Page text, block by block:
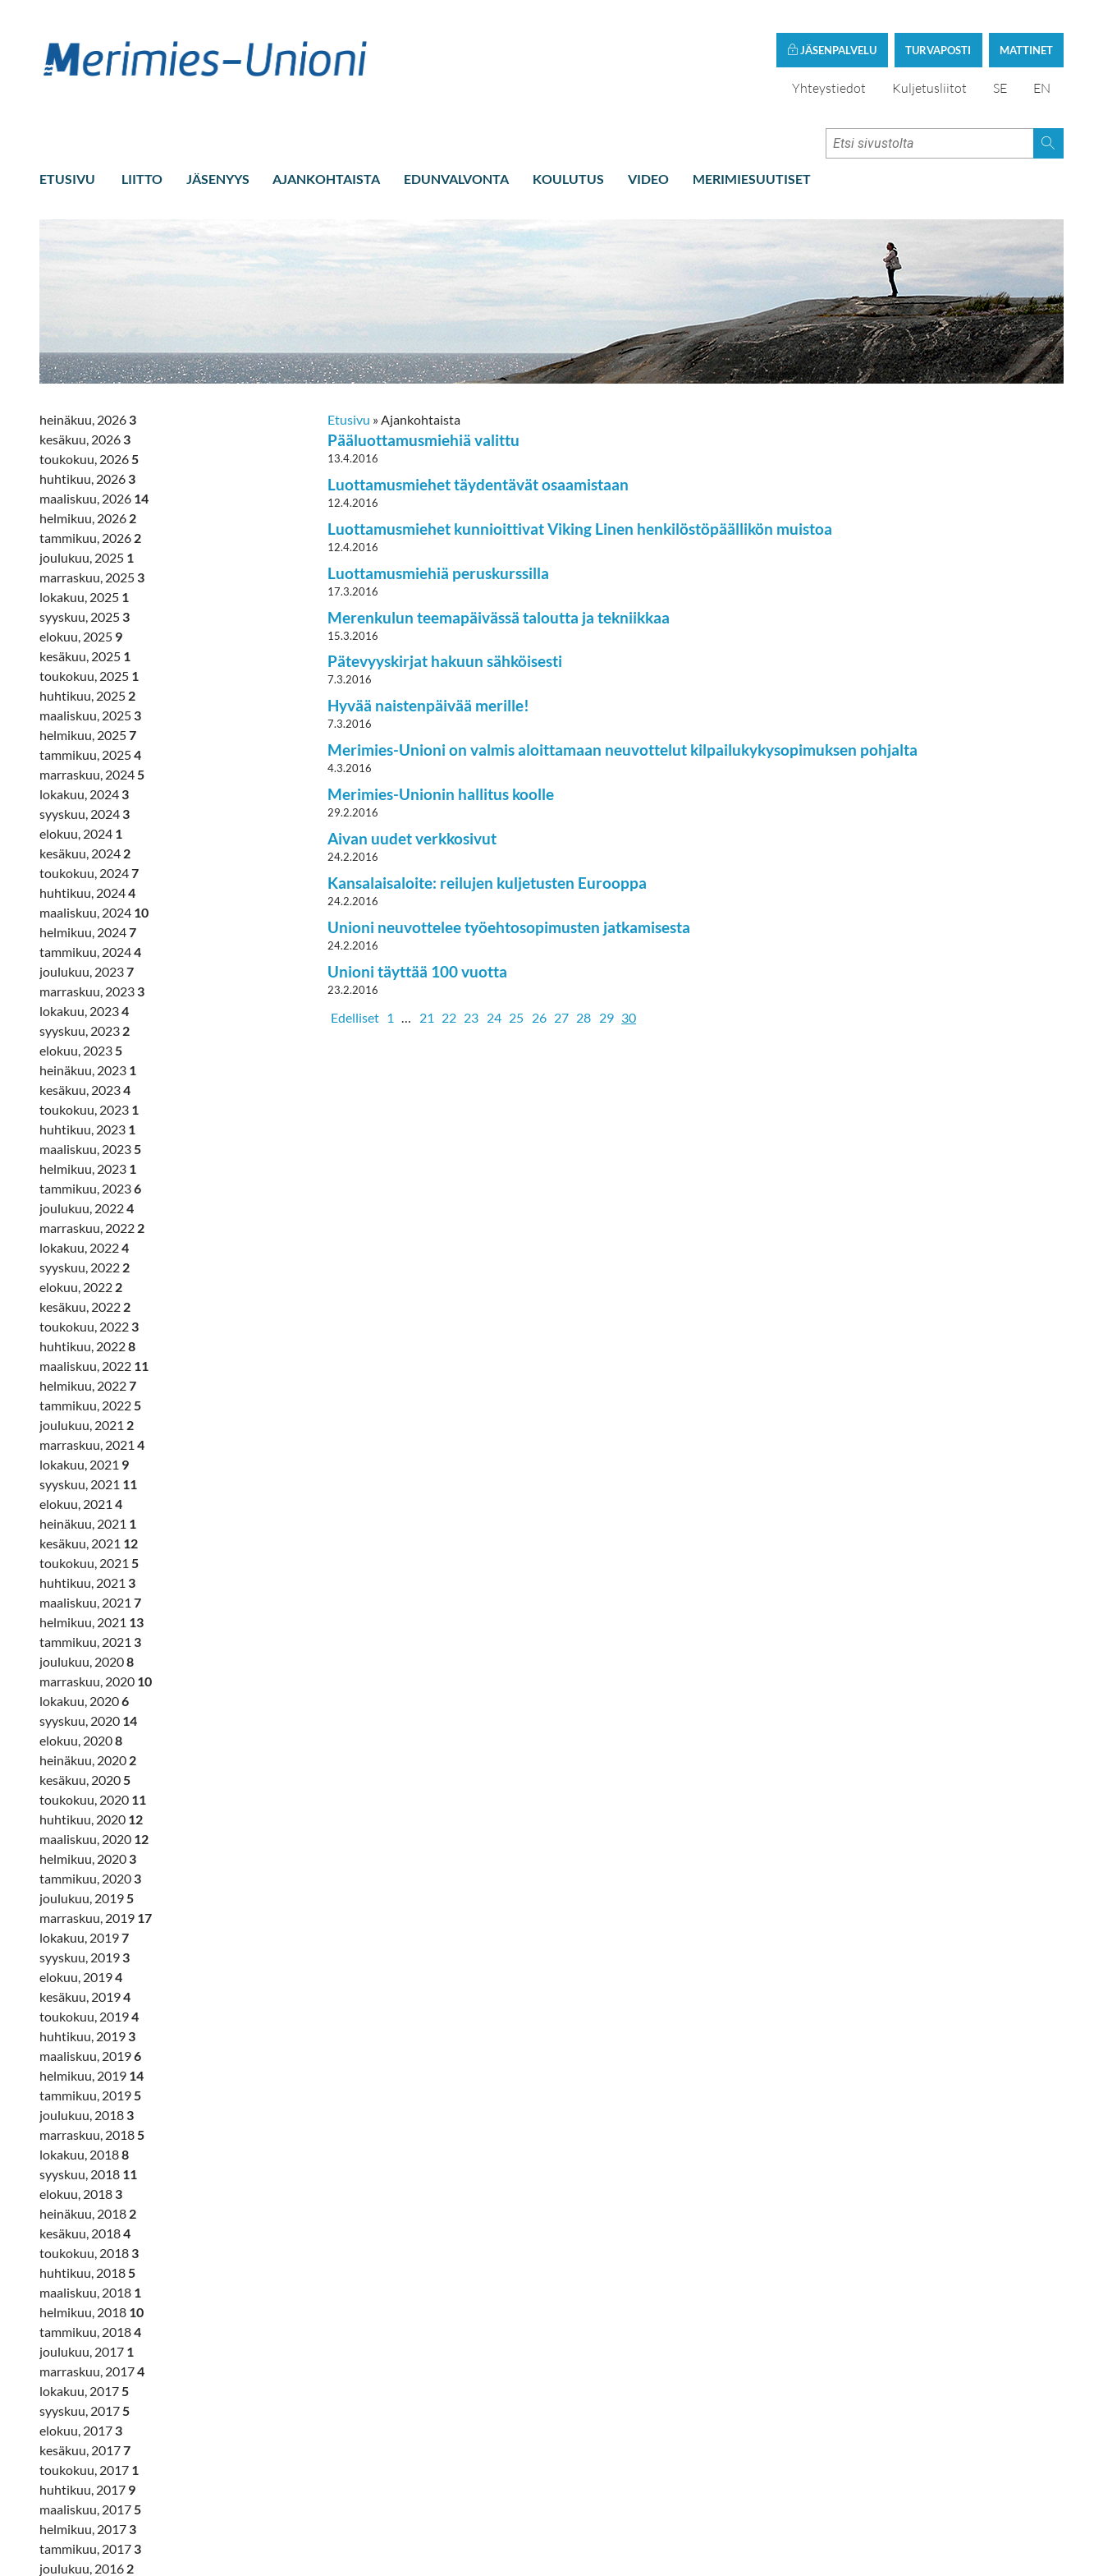
MATTINET
TURVAPOSTI
JÄSENPALVELU
Yhteystiedot Kuljetusliitot SE EN
ETUSIVU LIITTO JÄSENYYS AJANKOHTAISTA EDUNVALVONTA KOULUTUS VIDEO MERIMIESUUTISET
Etusivu »Ajankohtaista
Pääluottamusmiehiä valittu
13.4.2016
Luottamusmiehet täydentävät osaamistaan
12.4.2016
Luottamusmiehet kunnioittivat Viking Linen henkilöstöpäällikön muistoa
12.4.2016
Luottamusmiehiä peruskurssilla
17.3.2016
Merenkulun teemapäivässä taloutta ja tekniikkaa
15.3.2016
Pätevyyskirjat hakuun sähköisesti
7.3.2016
Hyvää naistenpäivää merille!
7.3.2016
Merimies-Unioni on valmis aloittamaan neuvottelut kilpailukykysopimuksen pohjalta
4.3.2016
Merimies-Unionin hallitus koolle
29.2.2016
Aivan uudet verkkosivut
24.2.2016
Kansalaisaloite: reilujen kuljetusten Eurooppa
24.2.2016
Unioni neuvottelee työehtosopimusten jatkamisesta
24.2.2016
Unioni täyttää 100 vuotta
23.2.2016
Edelliset 1 21 22 23 24 25 26 27 28 29 30
heinäkuu, 2026 3
kesäkuu, 2026 3
toukokuu, 20265
huhtikuu, 2026 3
maaliskuu, 2026 14
helmikuu, 2026 2
tammikuu, 2026 2
joulukuu, 2025 1
marraskuu, 2025 3
lokakuu, 2025 1
syyskuu, 2025 3
elokuu, 2025 9
kesäkuu, 2025 1
toukokuu, 2025 1
huhtikuu, 2025 2
maaliskuu, 2025 3
helmikuu, 20257
tammikuu, 20254
marraskuu, 20245
lokakuu, 2024 3
syyskuu, 2024 3
elokuu, 2024 1
kesäkuu, 2024 2
toukokuu, 20247
huhtikuu, 20244
maaliskuu, 2024 10
helmikuu, 20247
tammikuu, 20244
joulukuu, 20237
marraskuu, 2023 3
lokakuu, 20234
syyskuu, 2023 2
elokuu, 20235
heinäkuu, 2023 1
kesäkuu, 20234
toukokuu, 2023 1
huhtikuu, 2023 1
maaliskuu, 20235
helmikuu, 2023 1
tammikuu, 20236
joulukuu, 20224
marraskuu, 2022 2
lokakuu, 20224
syyskuu, 2022 2
elokuu, 2022 2
kesäkuu, 2022 2
toukokuu, 2022 3
huhtikuu, 20228
maaliskuu, 2022 11
helmikuu, 20227
tammikuu, 20225
joulukuu, 2021 2
marraskuu, 2021 4
lokakuu, 2021 9
syyskuu, 2021 11
elokuu, 2021 4
heinäkuu, 2021 1
kesäkuu, 2021 12
toukokuu, 2021 5
huhtikuu, 2021 3
maaliskuu, 2021 7
helmikuu, 2021 13
tammikuu, 2021 3
joulukuu, 20208
marraskuu, 2020 10
lokakuu, 20206
syyskuu, 2020 14
elokuu, 20208
heinäkuu, 2020 2
kesäkuu, 20205
toukokuu, 2020 11
huhtikuu, 2020 12
maaliskuu, 2020 12
helmikuu, 2020 3
tammikuu, 2020 3
joulukuu, 20195
marraskuu, 2019 17
lokakuu, 20197
syyskuu, 2019 3
elokuu, 20194
kesäkuu, 20194
toukokuu, 20194
huhtikuu, 2019 3
maaliskuu, 20196
helmikuu, 2019 14
tammikuu, 20195
joulukuu, 2018 3
marraskuu, 20185
lokakuu, 20188
syyskuu, 2018 11
elokuu, 2018 3
heinäkuu, 2018 2
kesäkuu, 20184
toukokuu, 2018 3
huhtikuu, 20185
maaliskuu, 2018 1
helmikuu, 2018 10
tammikuu, 20184
joulukuu, 2017 1
marraskuu, 20174
lokakuu, 20175
syyskuu, 20175
elokuu, 2017 3
kesäkuu, 20177
toukokuu, 2017 1
huhtikuu, 2017 9
maaliskuu, 20175
helmikuu, 2017 3
tammikuu, 2017 3
joulukuu, 2016 2